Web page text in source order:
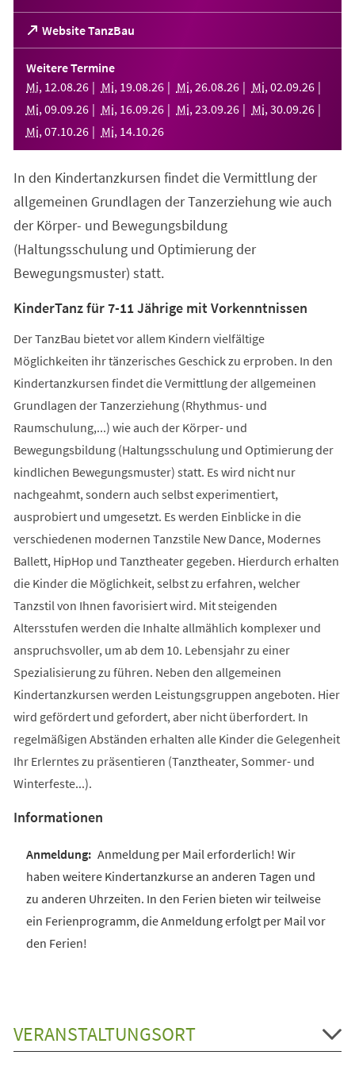
Website TanzBau
(Öffnet
in
einem
neuen
Tab)
Weitere Termine
Mi, 12.08.26 Mi, 19.08.26 Mi, 26.08.26 Mi, 02.09.26
Mi, 09.09.26 Mi, 16.09.26 Mi, 23.09.26 Mi, 30.09.26
Mi, 07.10.26 Mi, 14.10.26
In den Kindertanzkursen findet die Vermittlung der
allgemeinen Grundlagen der Tanzerziehung wie auch
der Körper- und Bewegungsbildung
(Haltungsschulung und Optimierung der
Bewegungsmuster) statt.
KinderTanz für 7-11 Jährige mit Vorkenntnissen
Der TanzBau bietet vor allem Kindern vielfältige
Möglichkeiten ihr tänzerisches Geschick zu erproben. In den
Kindertanzkursen findet die Vermittlung der allgemeinen
Grundlagen der Tanzerziehung (Rhythmus- und
Raumschulung,...) wie auch der Körper- und
Bewegungsbildung (Haltungsschulung und Optimierung der
kindlichen Bewegungsmuster) statt. Es wird nicht nur
nachgeahmt, sondern auch selbst experimentiert,
ausprobiert und umgesetzt. Es werden Einblicke in die
verschiedenen modernen Tanzstile New Dance, Modernes
Ballett, HipHop und Tanztheater gegeben. Hierdurch erhalten
die Kinder die Möglichkeit, selbst zu erfahren, welcher
Tanzstil von Ihnen favorisiert wird. Mit steigenden
Altersstufen werden die Inhalte allmählich komplexer und
anspruchsvoller, um ab dem 10. Lebensjahr zu einer
Spezialisierung zu führen. Neben den allgemeinen
Kindertanzkursen werden Leistungsgruppen angeboten. Hier
wird gefördert und gefordert, aber nicht überfordert. In
regelmäßigen Abständen erhalten alle Kinder die Gelegenheit
Ihr Erlerntes zu präsentieren (Tanztheater, Sommer- und
Winterfeste...).
Informationen
Anmeldung per Mail erforderlich! Wir
haben weitere Kindertanzkurse an anderen Tagen und
zu anderen Uhrzeiten. In den Ferien bieten wir teilweise
ein Ferienprogramm, die Anmeldung erfolgt per Mail vor
den Ferien!
VERANSTALTUNGSORT